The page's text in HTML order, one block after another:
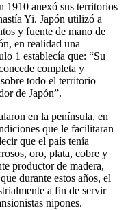
1910 anexó sus territorios
Yi. Japón utilizó a
y fuente de mano de
en realidad una
1 establecía que: “Su
completa y
todo el territorio
de Japón”.
en la península, en
que le facilitaran
que el país tenía
oro, plata, cobre y
productor de madera,
durante estos años, el
a fin de servir
nipones.